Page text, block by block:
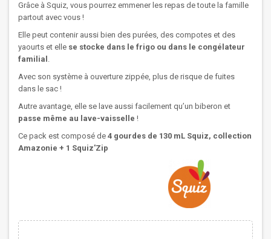
Grâce à Squiz, vous pourrez emmener les repas de toute la famille
partout avec vous !
Elle peut contenir aussi bien des purées, des compotes et des
yaourts et elle se stocke dans le frigo ou dans le congélateur
familial .
Avec son système à ouverture zippée, plus de risque de fuites
dans le sac !
Autre avantage, elle se lave aussi facilement qu’un biberon et
passe même au lave-vaisselle !
Ce pack est composé de 4 gourdes de 130 mL Squiz, collection
Amazonie + 1 Squiz'Zip